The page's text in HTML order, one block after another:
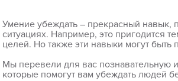
Умение убеждать – прекрасный
ситуациях. Например, это пригодится
целей. Но также эти навыки могут быть
Мы перевели для вас познавательную
которые помогут вам убеждать людей